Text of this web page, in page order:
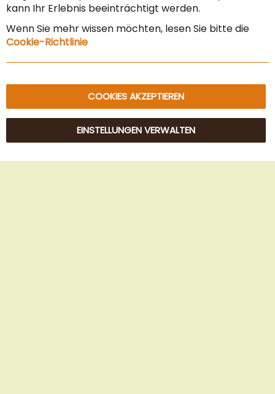
Impressum
Datenschutz & Sicherheit
© 2025 Beans Kaffeehandel OG. Alle Rechte vorbehalten.
kann Ihr Erlebnis beeinträchtigt werden.
Wenn Sie mehr wissen möchten, lesen Sie bitte die
Cookie-Richtlinie
COOKIES AKZEPTIEREN
EINSTELLUNGEN VERWALTEN